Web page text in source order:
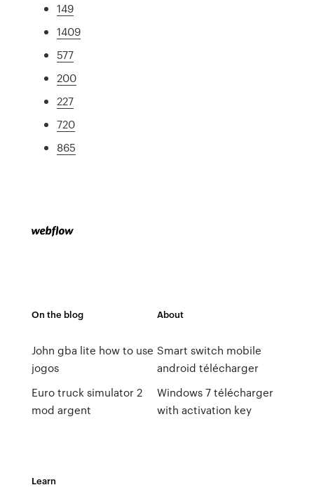
149
1409
577
200
227
720
865
On the blog
John gba lite how to use
jogos
Euro truck simulator 2
mod argent
About
Smart switch mobile
android télécharger
Windows 7 télécharger
with activation key
Learn